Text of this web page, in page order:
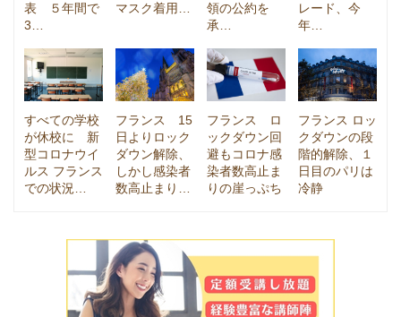
表 ５年間で
3…
マスク着用…
領の公約を
承…
レード、今
年…
すべての学校
が休校に 新
型コロナウイ
ルス フランス
での状況…
フランス 15
日よりロック
ダウン解除、
しかし感染者
数高止まり…
フランス ロ
ックダウン回
避もコロナ感
染者数高止ま
りの崖っぷち
フランス ロッ
クダウンの段
階的解除、１
日目のパリは
冷静